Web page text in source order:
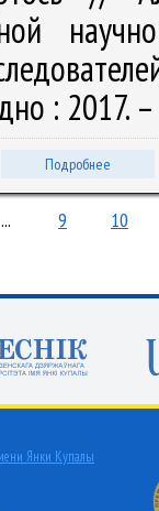
: 2017.
Подробнее
... 9 10
Янки Купалы